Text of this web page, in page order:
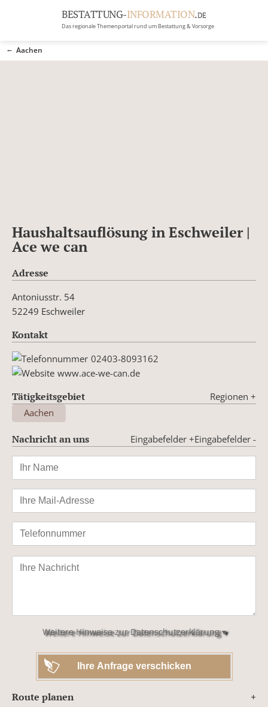
BESTATTUNG-INFORMATION.DE
Das regionale Themenportal rund um Bestattung & Vorsorge
BRANCHEN
Aachen
Haushaltsauflösung in Eschweiler |
Ace we can
Adresse
Antoniusstr. 54
52249 Eschweiler
Kontakt
02403-8093162
www.ace-we-can.de
Tätigkeitsgebiet Regionen +
Aachen
Nachricht an uns Eingabefelder -
Eingabefelder +
Bitte
lasse
leer.Weitere Hinweise zur Datenschutzerklärung ▾
Route planen